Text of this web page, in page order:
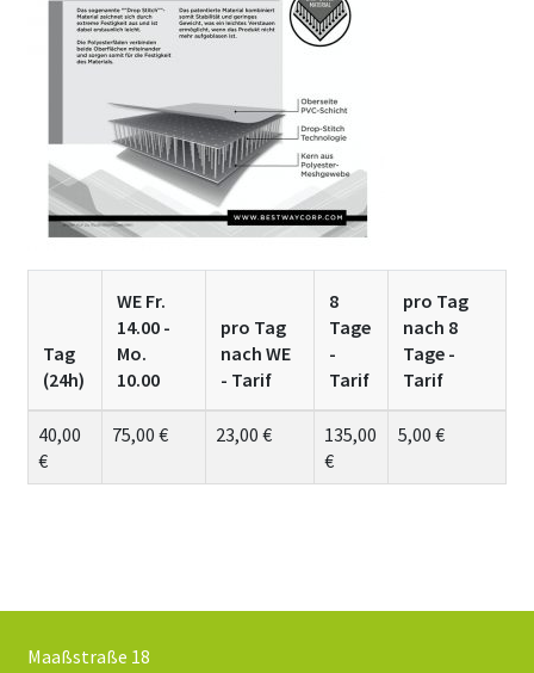
Tag
(24h)
WE Fr.
14.00 -
Mo.
10.00
pro Tag
nach WE
- Tarif
8
Tage
-
Tarif
pro Tag
nach 8
Tage -
Tarif
40,00
€
75,00 € 23,00 €
135,00
€
5,00 €
Maaßstraße 18